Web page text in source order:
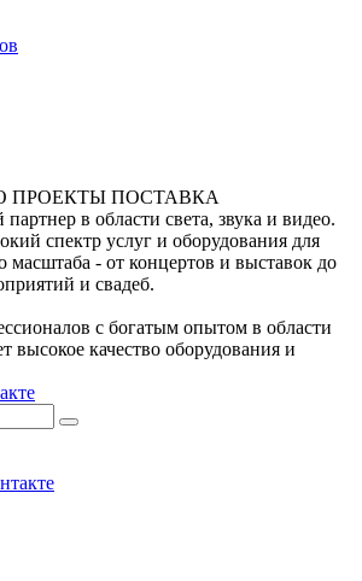
ПРОЕКТЫ ПОСТАВКА
в области света, звука и видео.
спектр услуг и оборудования для
масштаба - от концертов и выставок до
и свадеб.
с богатым опытом в области
высокое качество оборудования и